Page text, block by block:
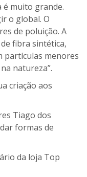
é muito grande.
o global. O
de poluição. A
fibra sintética,
partículas menores
natureza”.
criação aos
Tiago dos
formas de
da loja Top